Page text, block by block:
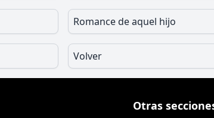
Romance de aquel hijo
Volver
Otras